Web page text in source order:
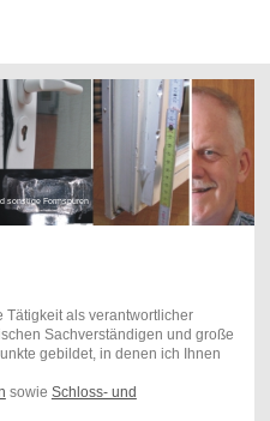
sonstige Formspuren
Tätigkeit als verantwortlicher
Sachverständigen und große
gebildet, in denen ich Ihnen
sowie Schloss- und